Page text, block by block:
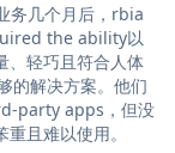
务几个月后，rbia
the ability以
、轻巧且符合人体
的解决方案。他们
party apps，但没
且难以使用。